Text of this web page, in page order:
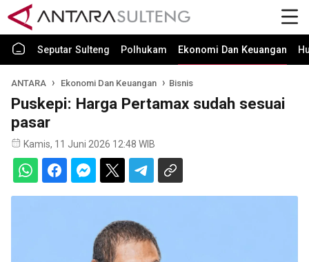
Seputar Sulteng Polhukam Ekonomi Dan Keuangan
ANTARA Ekonomi Dan Keuangan Bisnis
Puskepi: Harga Pertamax sudah sesuai
pasar
Kamis, 11 Juni 2026 12:48 WIB